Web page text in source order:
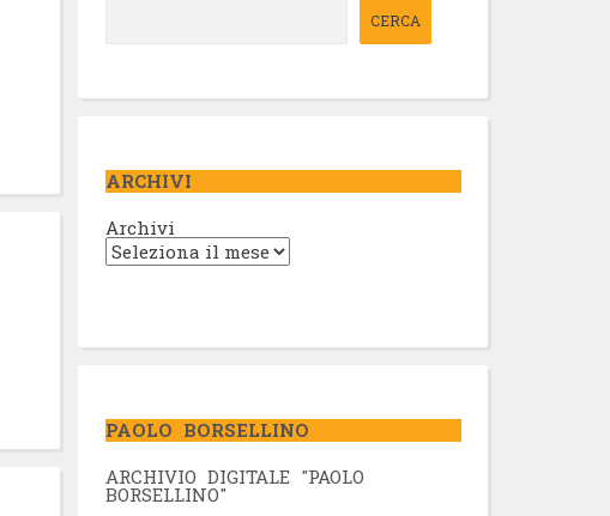
CERCA
ARCHIVI
Archivi
PAOLO BORSELLINO
ARCHIVIO DIGITALE "PAOLO
BORSELLINO"